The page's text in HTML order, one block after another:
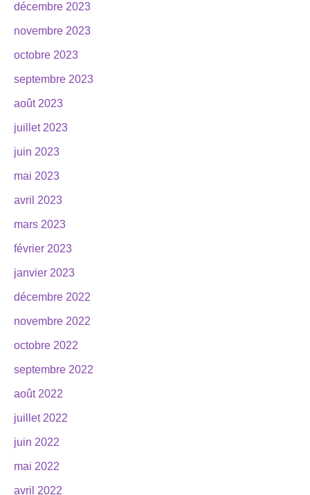
décembre 2023
novembre 2023
octobre 2023
septembre 2023
août 2023
juillet 2023
juin 2023
mai 2023
avril 2023
mars 2023
février 2023
janvier 2023
décembre 2022
novembre 2022
octobre 2022
septembre 2022
août 2022
juillet 2022
juin 2022
mai 2022
avril 2022